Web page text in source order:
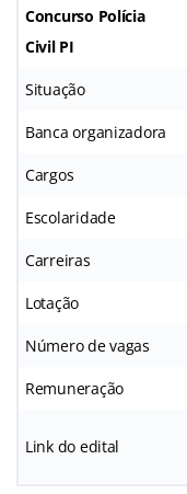
Concurso Polícia
Civil PI
Situação
Banca organizadora
Cargos
Escolaridade
Carreiras
Lotação
Número de vagas
Remuneração
Link do edital